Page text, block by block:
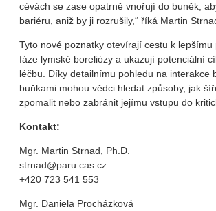
cévách se zase opatrně vnořují do buněk,
bariéru, aniž by ji rozrušily,“ říká Martin
Tyto nové poznatky otevírají cestu k
fáze lymské boreliózy a ukazují potenciální
léčbu. Díky detailnímu pohledu na interakce
buňkami mohou vědci hledat způsoby, jak
zpomalit nebo zabránit jejímu vstupu do
Kontakt:
Mgr. Martin Strnad, Ph.D.
strnad@paru.cas.cz
+420 723 541 553
Mgr. Daniela Procházková